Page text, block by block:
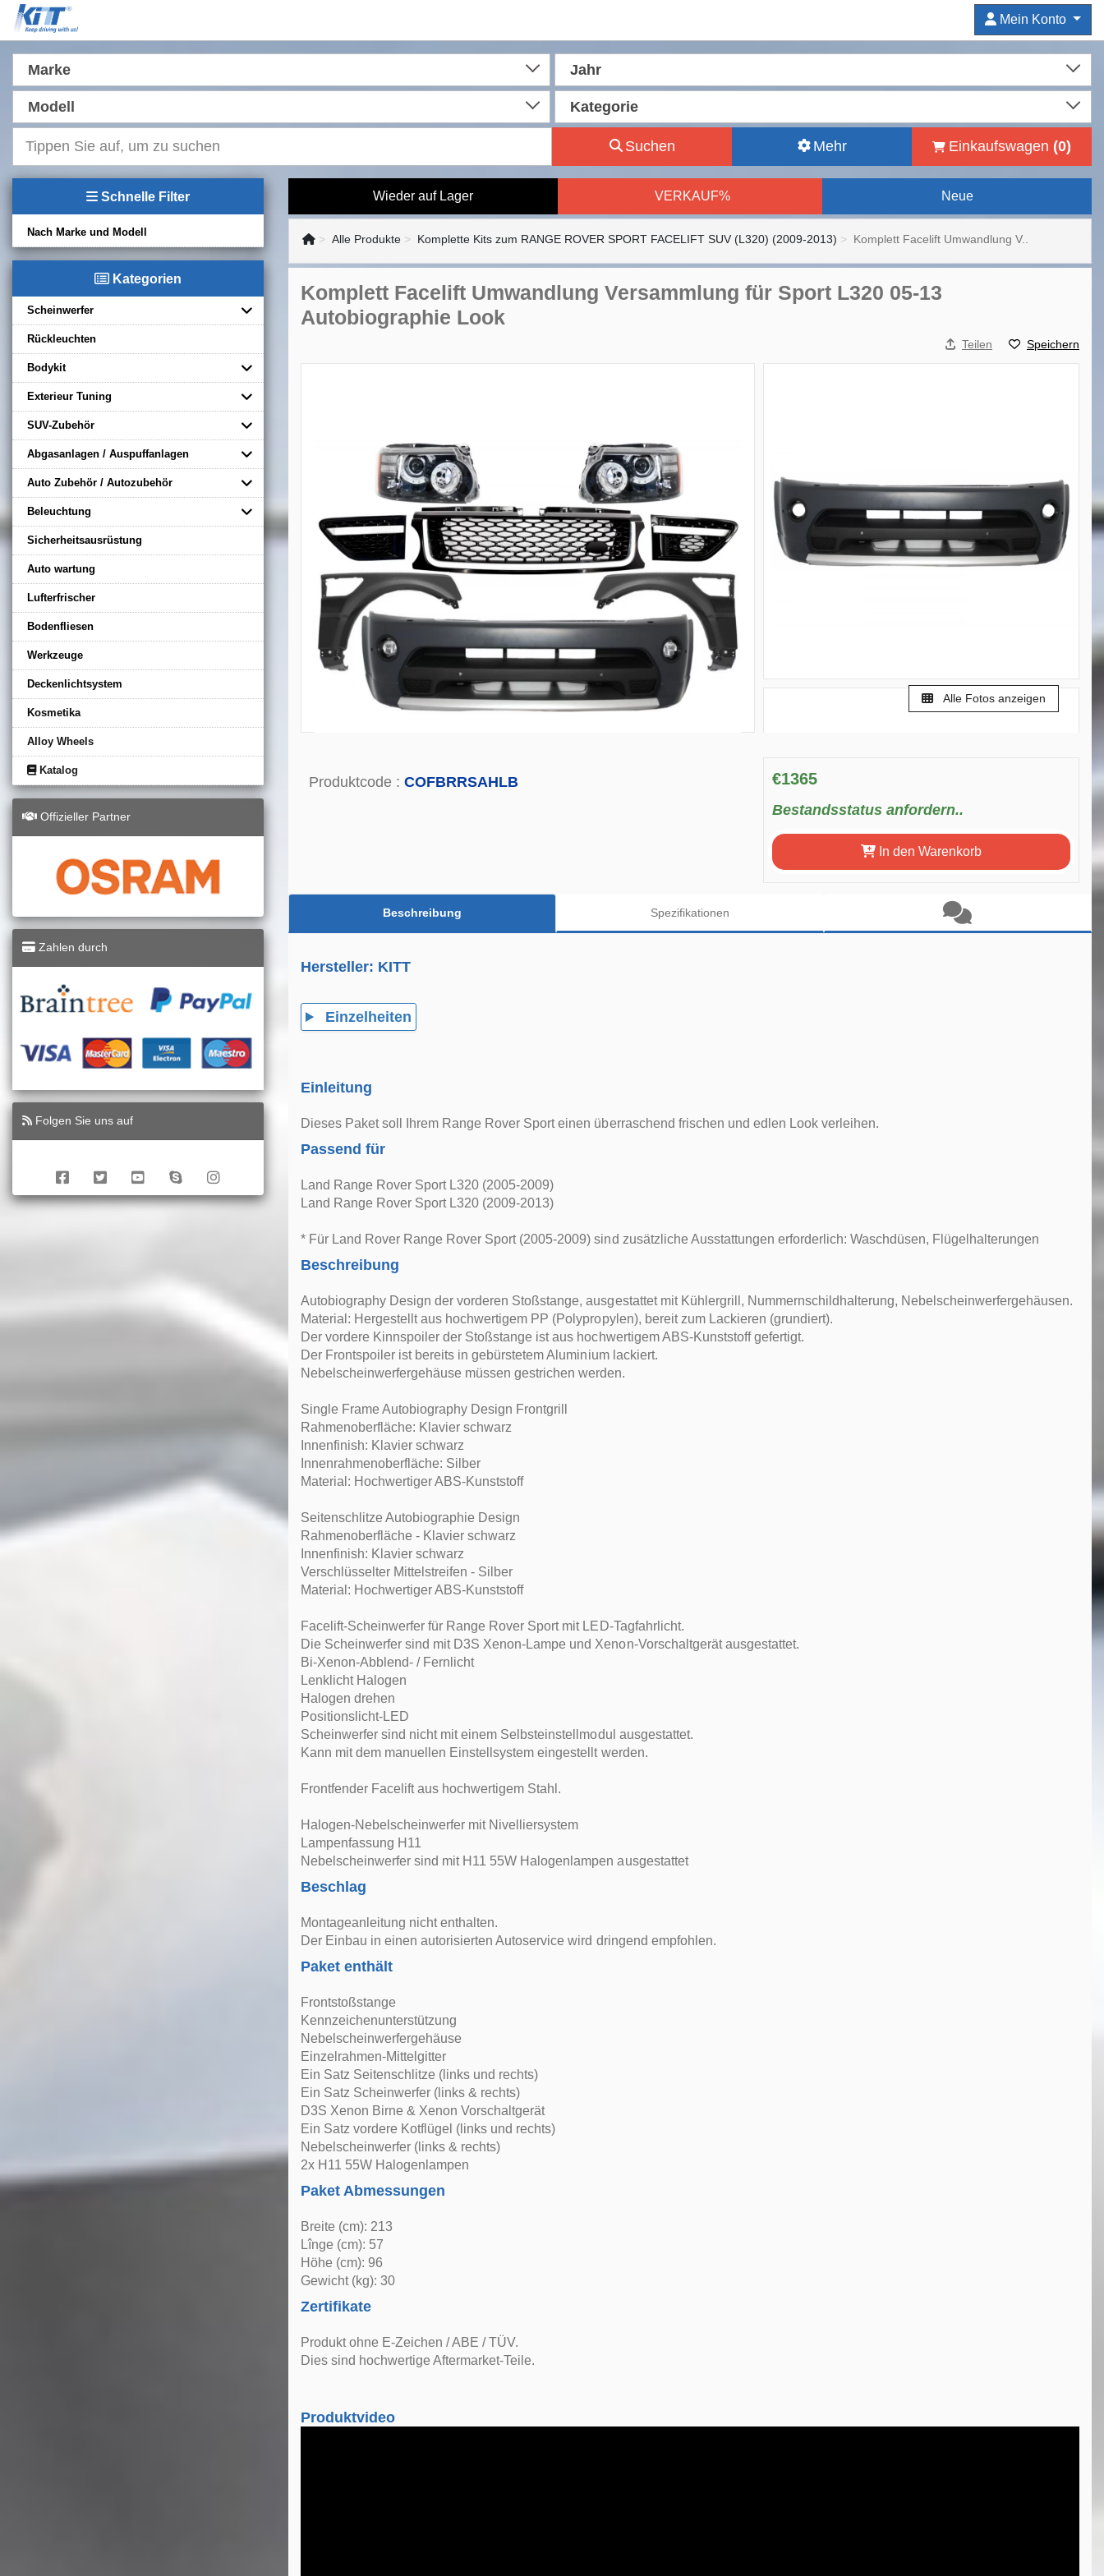
Mein Konto
Marke Jahr
Modell Kategorie
Suchen Mehr Einkaufswagen (0)
Schnelle Filter
Nach Marke und Modell
Kategorien
Scheinwerfer
Rückleuchten
Bodykit
Exterieur Tuning
SUV-Zubehör
Abgasanlagen / Auspuffanlagen
Auto Zubehör / Autozubehör
Beleuchtung
Sicherheitsausrüstung
Auto wartung
Lufterfrischer
Bodenfliesen
Werkzeuge
Deckenlichtsystem
Kosmetika
Alloy Wheels
Katalog
Offizieller Partner
Zahlen durch
Folgen Sie uns auf
Wieder auf Lager VERKAUF% Neue
Alle Produkte Komplette Kits zum RANGE ROVER SPORT FACELIFT SUV (L320) (2009-2013) Komplett Facelift Umwandlung V..
Komplett Facelift Umwandlung Versammlung für Sport L320 05-13
Autobiographie Look
Teilen Speichern
Alle Fotos anzeigen
Produktcode : COFBRRSAHLB €1365
Bestandsstatus anfordern..
In den Warenkorb
Beschreibung Spezifikationen
Hersteller: KITT
Einzelheiten
Einleitung
Dieses Paket soll Ihrem Range Rover Sport einen überraschend frischen und edlen Look verleihen.
Passend für
Land Range Rover Sport L320 (2005-2009)
Land Range Rover Sport L320 (2009-2013)
* Für Land Rover Range Rover Sport (2005-2009) sind zusätzliche Ausstattungen erforderlich: Waschdüsen, Flügelhalterungen
Beschreibung
Autobiography Design der vorderen Stoßstange, ausgestattet mit Kühlergrill, Nummernschildhalterung, Nebelscheinwerfergehäusen.
Material: Hergestellt aus hochwertigem PP (Polypropylen), bereit zum Lackieren (grundiert).
Der vordere Kinnspoiler der Stoßstange ist aus hochwertigem ABS-Kunststoff gefertigt.
Der Frontspoiler ist bereits in gebürstetem Aluminium lackiert.
Nebelscheinwerfergehäuse müssen gestrichen werden.
Single Frame Autobiography Design Frontgrill
Rahmenoberfläche: Klavier schwarz
Innenfinish: Klavier schwarz
Innenrahmenoberfläche: Silber
Material: Hochwertiger ABS-Kunststoff
Seitenschlitze Autobiographie Design
Rahmenoberfläche - Klavier schwarz
Innenfinish: Klavier schwarz
Verschlüsselter Mittelstreifen - Silber
Material: Hochwertiger ABS-Kunststoff
Facelift-Scheinwerfer für Range Rover Sport mit LED-Tagfahrlicht.
Die Scheinwerfer sind mit D3S Xenon-Lampe und Xenon-Vorschaltgerät ausgestattet.
Bi-Xenon-Abblend- / Fernlicht
Lenklicht Halogen
Halogen drehen
Positionslicht-LED
Scheinwerfer sind nicht mit einem Selbsteinstellmodul ausgestattet.
Kann mit dem manuellen Einstellsystem eingestellt werden.
Frontfender Facelift aus hochwertigem Stahl.
Halogen-Nebelscheinwerfer mit Nivelliersystem
Lampenfassung H11
Nebelscheinwerfer sind mit H11 55W Halogenlampen ausgestattet
Beschlag
Montageanleitung nicht enthalten.
Der Einbau in einen autorisierten Autoservice wird dringend empfohlen.
Paket enthält
Frontstoßstange
Kennzeichenunterstützung
Nebelscheinwerfergehäuse
Einzelrahmen-Mittelgitter
Ein Satz Seitenschlitze (links und rechts)
Ein Satz Scheinwerfer (links & rechts)
D3S Xenon Birne & Xenon Vorschaltgerät
Ein Satz vordere Kotflügel (links und rechts)
Nebelscheinwerfer (links & rechts)
2x H11 55W Halogenlampen
Paket Abmessungen
Breite (cm): 213
Lînge (cm): 57
Höhe (cm): 96
Gewicht (kg): 30
Zertifikate
Produkt ohne E-Zeichen / ABE / TÜV.
Dies sind hochwertige Aftermarket-Teile.
Produktvideo